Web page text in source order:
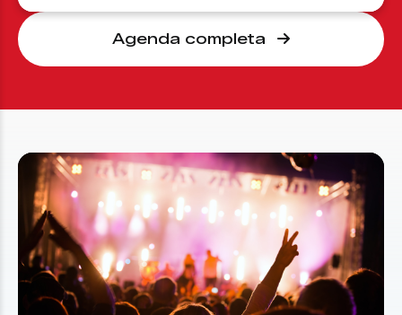
Agenda completa